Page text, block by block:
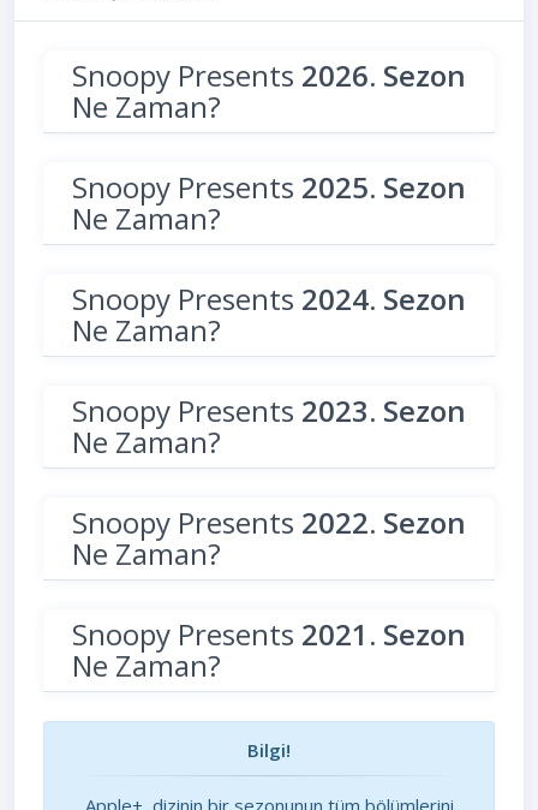
Snoopy Presents 2026. Sezon
Ne Zaman?
Snoopy Presents 2025. Sezon
Ne Zaman?
Snoopy Presents 2024. Sezon
Ne Zaman?
Snoopy Presents 2023. Sezon
Ne Zaman?
Snoopy Presents 2022. Sezon
Ne Zaman?
Snoopy Presents 2021. Sezon
Ne Zaman?
Bilgi!
Apple+, dizinin bir sezonunun tüm bölümlerini